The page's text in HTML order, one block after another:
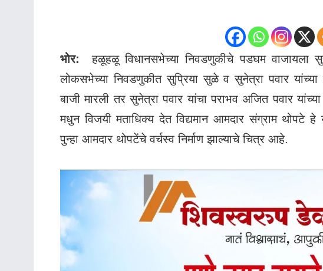
भोर:
हळूहळू विधानसभेच्या निवडणुकीचे पडघम वाजायला
लोकसभेच्या निवडणुकीत सुप्रिया सुळे व सुनेत्रा पवार
बाजी मारली तर सुनेत्रा पवार यांचा पराभव अजित पवार
मधुन विजयी मताधिक्य देत विद्यमान आमदार संग्राम थोपटे
पुन्हा आमदार थोपटेंचे वर्चस्व निर्माण झाल्याचे चित्र आहे.